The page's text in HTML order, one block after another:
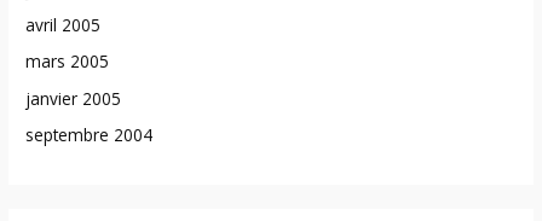
avril 2005
mars 2005
janvier 2005
septembre 2004